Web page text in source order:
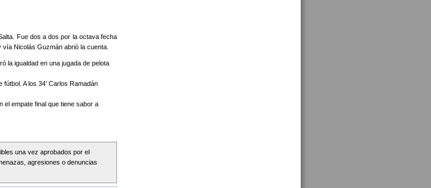
Fue dos a dos por la octava fecha
vía Nicolás Guzmán abrió la cuenta.
la igualdad en una jugada de pelota
A los 34’ Carlos Ramadán
el empate final que tiene sabor a
una vez aprobados por el
agresiones o denuncias